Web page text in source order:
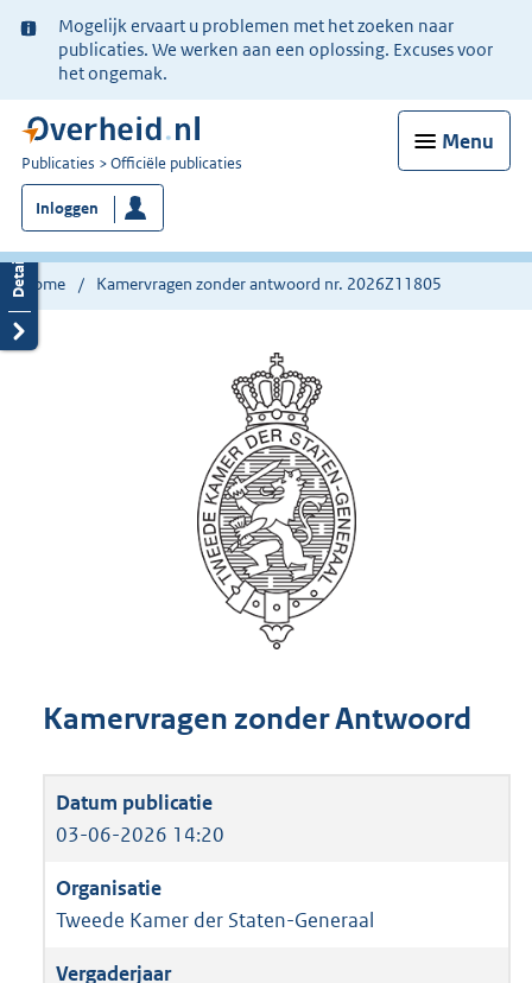
Ter
informatie:
Mogelijk ervaart u problemen met het zoeken naar
publicaties. We werken aan een oplossing. Excuses voor
het ongemak.
Menu
U
bent
nu
hier:
Publicaties Officiële publicaties
Inloggen
Home Kamervragen zonder antwoord nr. 2026Z11805
Kamervragen zonder Antwoord
03-06-2026 14:20
Tweede Kamer der Staten-Generaal